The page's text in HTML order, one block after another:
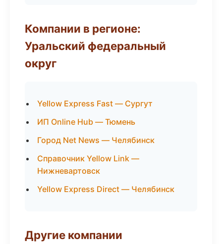
Компании в регионе:
Уральский федеральный
округ
Yellow Express Fast — Сургут
ИП Online Hub — Тюмень
Город Net News — Челябинск
Справочник Yellow Link —
Нижневартовск
Yellow Express Direct — Челябинск
Другие компании